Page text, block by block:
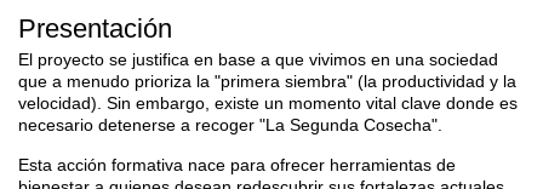
Presentación
El proyecto se justifica en base a que vivimos en una sociedad
que a menudo prioriza la "primera siembra" (la productividad y la
velocidad). Sin embargo, existe un momento vital clave donde es
necesario detenerse a recoger "La Segunda Cosecha".
Esta acción formativa nace para ofrecer herramientas de